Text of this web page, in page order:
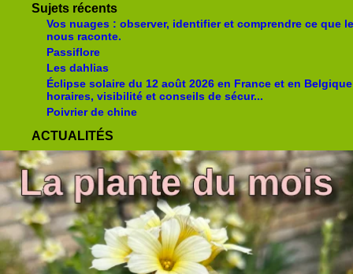
Sujets récents
Vos nuages : observer, identifier et comprendre ce que
nous raconte.
Passiflore
Les dahlias
Éclipse solaire du 12 août 2026 en France et en
horaires, visibilité et conseils de sécur...
Poivrier de chine
ACTUALITÉS